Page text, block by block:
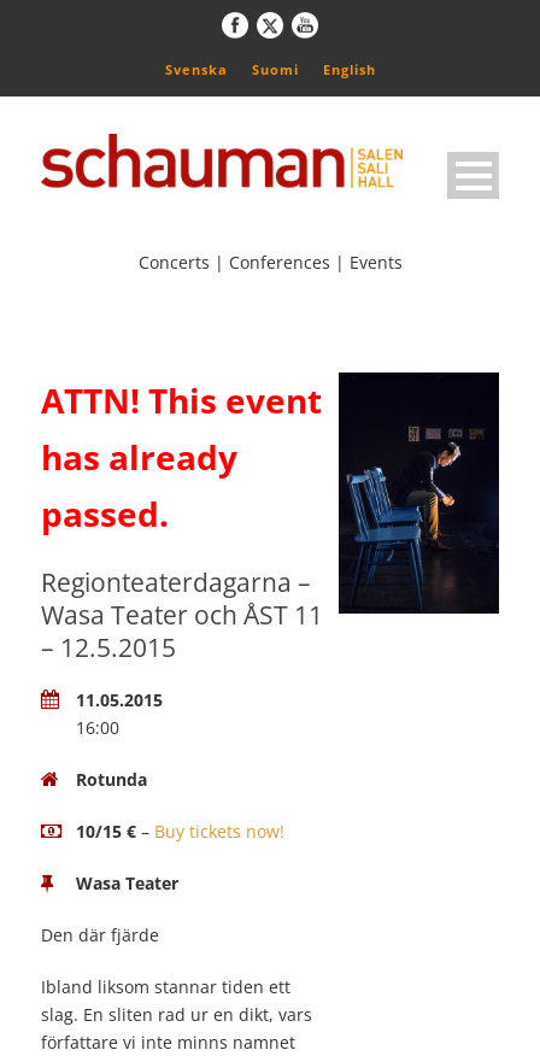
Svenska Suomi English
Concerts | Conferences | Events
ATTN! This event
has already
passed.
Regionteaterdagarna –
Wasa Teater och ÅST 11
– 12.5.2015
11.05.2015
16:00
Rotunda
10/15 € – Buy tickets now!
Wasa Teater
Den där fjärde
Ibland liksom stannar tiden ett
slag. En sliten rad ur en dikt, vars
författare vi inte minns namnet